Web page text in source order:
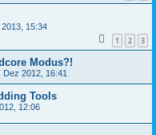
15:34
1 2 3
Modus?!
Dez 2012, 16:41
Tools
12:06